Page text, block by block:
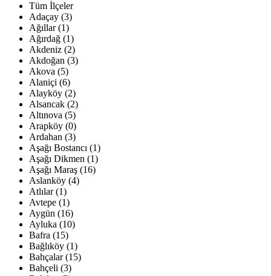
Tüm İlçeler
Adaçay (3)
Ağıllar (1)
Ağırdağ (1)
Akdeniz (2)
Akdoğan (3)
Akova (5)
Alaniçi (6)
Alayköy (2)
Alsancak (2)
Altınova (5)
Arapköy (0)
Ardahan (3)
Aşağı Bostancı (1)
Aşağı Dikmen (1)
Aşağı Maraş (16)
Aslanköy (4)
Atlılar (1)
Avtepe (1)
Aygün (16)
Ayluka (10)
Bafra (15)
Bağlıköy (1)
Bahçalar (15)
Bahçeli (3)